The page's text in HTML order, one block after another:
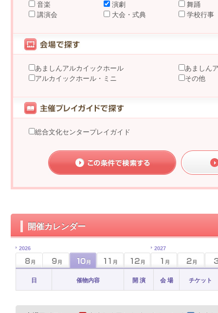
音楽 演劇
舞踊
講演会
大会・式典 学校行事
あましんアルカイックホール
あましん
アルカイックホール・ミニ
その他
総合文化センタープレイガイド
開催カレンダー
2026 2027
日 催物内容 開 演 会 場 チケット